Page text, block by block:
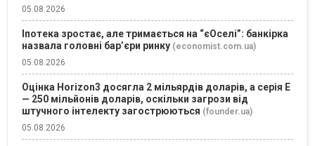
05.08.2026
Іпотека зростає, але тримається на “єОселі”: банкірка
назвала головні бар’єри ринку (economist.com.ua)
05.08.2026
Оцінка Horizon3 досягла 2 мільярдів доларів, а серія E
— 250 мільйонів доларів, оскільки загрози від
штучного інтелекту загострюються (founder.ua)
05.08.2026